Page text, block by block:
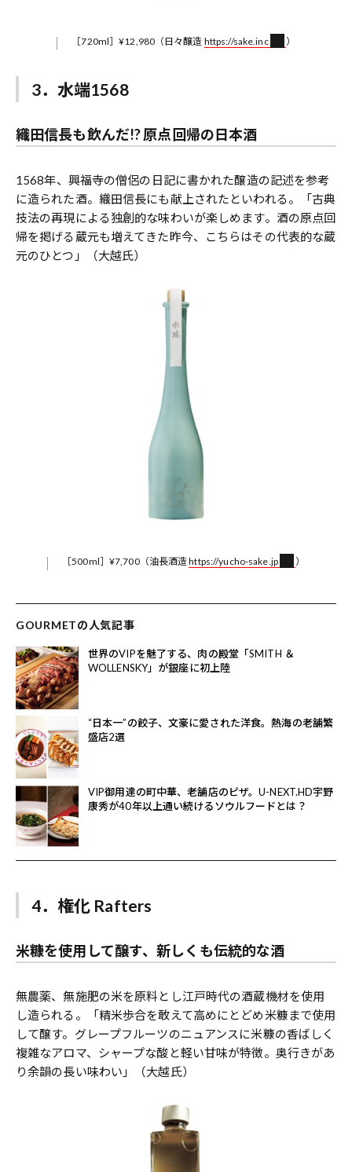
［720ml］¥12,980（日々醸造 https://sake.inc ）
3．水端1568
織田信長も飲んだ!? 原点回帰の日本酒
1568年、興福寺の僧侶の日記に書かれた醸造の記述を参考
に造られた酒。織田信長にも献上されたといわれる。「古典
技法の再現による独創的な味わいが楽しめます。酒の原点回
帰を掲げる蔵元も増えてきた昨今、こちらはその代表的な蔵
元のひとつ」（大越氏）
［500ml］¥7,700（油長酒造https://yucho-sake.jp ）
GOURMETの人気記事
世界のVIPを魅了する、肉の殿堂「SMITH ＆
WOLLENSKY」が銀座に初上陸
“日本一”の餃子、文豪に愛された洋食。熱海の老舗繁
盛店2選
VIP御用達の町中華、老舗店のピザ。U-NEXT.HD宇野
康秀が40年以上通い続けるソウルフードとは？
4．権化 Rafters
米糠を使用して醸す、新しくも伝統的な酒
無農薬、無施肥の米を原料とし江戸時代の酒蔵機材を使用
し造られる。「精米歩合を敢えて高めにとどめ米糠まで使用
して醸す。グレープフルーツのニュアンスに米糠の香ばしく
複雑なアロマ、シャープな酸と軽い甘味が特徴。奥行きがあ
り余韻の長い味わい」（大越氏）